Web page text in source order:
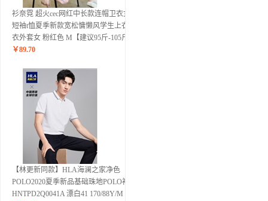
衫奈霓 超火cec网红中长款连帽卫衣女
短袖t恤夏季新款宽松慵懒风学生上衣卫
衣外套女 粉红色 M【建议95斤-105斤】
￥89.70
【林更新同款】HLA海澜之家净色
POLO2020夏季新品基础珠地POLO衫男
HNTPD2Q0041A 漂白41 170/88Y/M